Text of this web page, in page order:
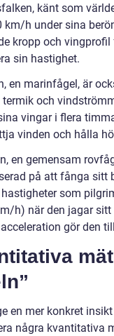
känt som
km/h under sina
kropp och
sin hastighet.
en marinfågel, är
och
vingar i flera
vinden och hålla
en gemensam
på att fånga sitt
som
h) när den jagar
gör den
en mer konkret
några kvantitativa